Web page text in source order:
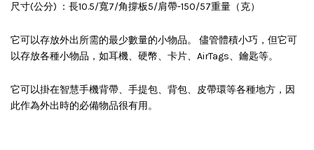
尺寸(公分) ：長10.5/寬7/角撐板5/肩帶-150/57重量（克）
它可以存放外出所需的最少數量的小物品。 儘管體積小巧，但它可
以存放各種小物品，如耳機、硬幣、卡片、AirTags、鑰匙等。
它可以掛在智慧手機背帶、手提包、背包、皮帶環等各種地方，因
此作為外出時的必備物品很有用。